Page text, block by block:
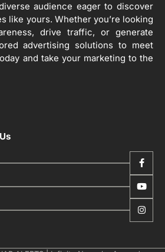
ਜ਼ਿਲ੍ਹੇ ਵ‘ ਈ.ਐੱਫ. ਡਿਜੀਟਾਈਜ਼ੇਸ਼ਨ
99.92 ਫੀਸਦੀ ਮੁਕੰਮਲ: ਜ਼ਿਲ੍ਹਾ ਚੋਣ
audience eager to discover
like yours. Whether you’re looking
drive traffic, or generate
advertising solutions to meet
and take your marketing to the